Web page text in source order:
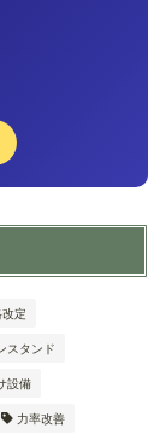
定
スタンド
設備
力率改善